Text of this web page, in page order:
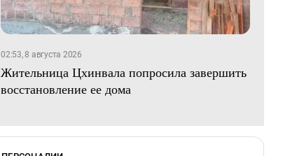
02:53, 8 августа 2026
Жительница Цхинвала попросила завершить
восстановление ее дома